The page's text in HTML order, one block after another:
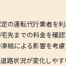
の運転代行業者を
先までの料金を確認
結による影響を考慮
路状況が変化しや